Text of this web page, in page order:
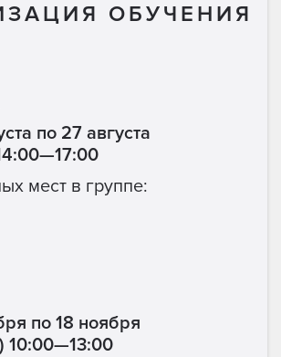
ОБУЧЕНИЯ
по 27 августа
мест в группе:
по 18 ноября
10:00—13:00